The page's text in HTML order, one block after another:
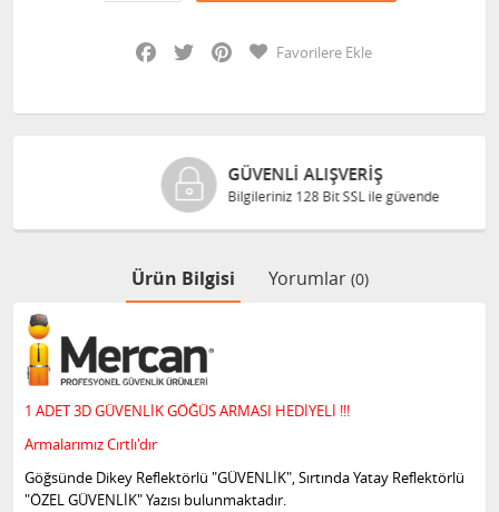
Facebook
Twitter PinterestFavorilere Ekle
GÜVENLI ALIŞVERIŞ
Bilgileriniz 128 Bit SSL ile güvende
Ürün Bilgisi Yorumlar (0)
1 ADET 3D GÜVENLİK GÖĞÜS ARMASI HEDİYELİ !!!
Armalarımız Cırtlı'dır
Göğsünde Dikey Reflektörlü "GÜVENLİK", Sırtında Yatay Reflektörlü
"ÖZEL GÜVENLİK" Yazısı bulunmaktadır.